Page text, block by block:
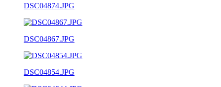
DSC04874.JPG
DSC04867.JPG
DSC04854.JPG